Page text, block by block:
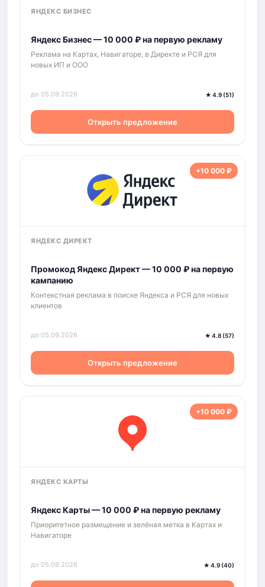
ЯНДЕКС БИЗНЕС
Яндекс Бизнес — 10 000 ₽ на первую рекламу
Реклама на Картах, Навигаторе, в Директе и РСЯ для
новых ИП и ООО
до 05.09.2026 ★ 4.9 (51)
Открыть предложение
+10 000 ₽
ЯНДЕКС ДИРЕКТ
Промокод Яндекс Директ — 10 000 ₽ на первую
кампанию
Контекстная реклама в поиске Яндекса и РСЯ для новых
клиентов
до 05.09.2026 ★ 4.8 (57)
Открыть предложение
+10 000 ₽
ЯНДЕКС КАРТЫ
Яндекс Карты — 10 000 ₽ на первую рекламу
Приоритетное размещение и зелёная метка в Картах и
Навигаторе
до 05.09.2026 ★ 4.9 (40)